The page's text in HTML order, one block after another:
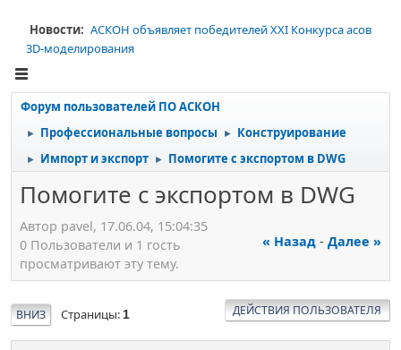
Новости: АСКОН объявляет победителей XXI Конкурса асов
3D-моделирования
Форум пользователей ПО АСКОН
► Профессиональные вопросы ► Конструирование
► Импорт и экспорт ► Помогите с экспортом в DWG
Помогите с экспортом в DWG
Автор pavel, 17.06.04, 15:04:35
« Назад - Далее »
0 Пользователи и 1 гость
просматривают эту тему.
ВНИЗ Страницы 1 ДЕЙСТВИЯ ПОЛЬЗОВАТЕЛЯ